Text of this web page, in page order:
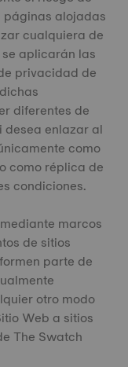
páginas alojadas
cualquiera de
aplicarán las
privacidad de
diferentes de
desea enlazar al
como
como réplica de
condiciones.
marcos
de sitios
parte de
otro modo
Web a sitios
The Swatch